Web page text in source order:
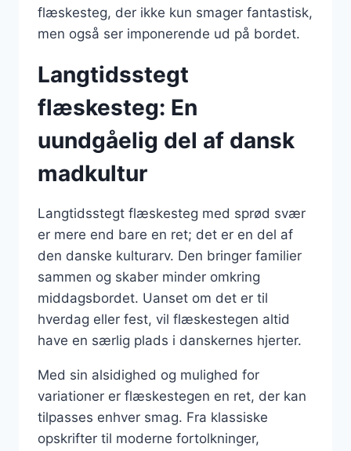
flæskesteg, der ikke kun smager fantastisk,
men også ser imponerende ud på bordet.
Langtidsstegt
flæskesteg: En
uundgåelig del af dansk
madkultur
Langtidsstegt flæskesteg med sprød svær
er mere end bare en ret; det er en del af
den danske kulturarv. Den bringer familier
sammen og skaber minder omkring
middagsbordet. Uanset om det er til
hverdag eller fest, vil flæskestegen altid
have en særlig plads i danskernes hjerter.
Med sin alsidighed og mulighed for
variationer er flæskestegen en ret, der kan
tilpasses enhver smag. Fra klassiske
opskrifter til moderne fortolkninger,